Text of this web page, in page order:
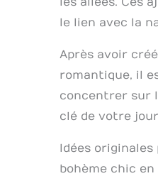
le lien avec la
Après avoir
romantique, il
concentrer sur
clé de votre
Idées
bohème chic